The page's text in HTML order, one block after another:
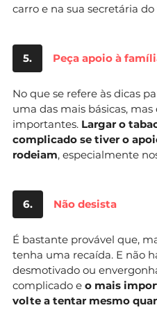
carro e na sua secretária
5. Peça apoio à
No que se refere às dicas
uma das mais básicas,
importantes. Largar o
complicado se tiver o
rodeiam, especialmente
6. Não desista
É bastante provável que,
tenha uma recaída. E não
desmotivado ou
complicado e o mais
volte a tentar mesmo